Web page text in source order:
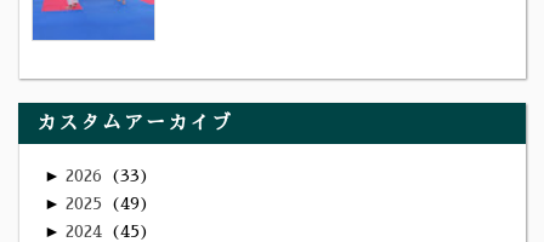
カスタムアーカイブ
► 2026 33
► 2025 49
► 2024 45